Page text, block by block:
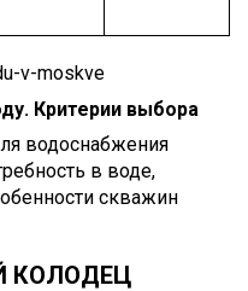
Критерии выбора
водоснабжения
в воде,
скважин
КОЛОДЕЦ